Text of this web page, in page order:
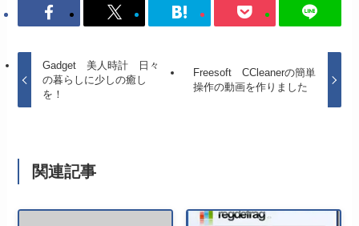
Gadget 美人時計 日々
の暮らしに少しの癒し
を！
Freesoft CCleanerの簡単
操作の動画を作りました
関連記事